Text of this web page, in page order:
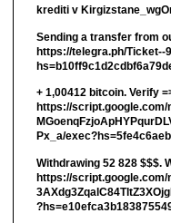
krediti v
Sending a transfer from
https://telegra.ph/Ticket--
+ 1,00412 bitсоin. Verify
https://
Px_a/
Withdrawing 52 828 $$$.
https://